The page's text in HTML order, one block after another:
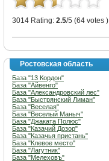
3014 Rating: 2.5/5 (64 votes )
Ростовская область
База "13 Кордон"
База "Айвенго"
База "Александровский лес"
База "Быстрянский Лиман"
База "Веселая"
База "Веселый Маныч"
База "Джаката Полюс"
База "Казачий Дозор"
База "Казачья пристань"
База "Клевое место"
База "Лагутник"
База "Мелеховъ"